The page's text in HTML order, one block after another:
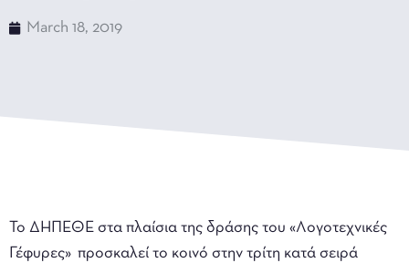
March 18, 2019
Το ΔΗΠΕΘΕ στα πλαίσια της δράσης του «Λογοτεχνικές
Γέφυρες» προσκαλεί το κοινό στην τρίτη κατά σειρά